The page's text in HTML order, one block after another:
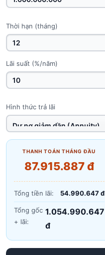
Thời hạn (tháng)
Lãi suất (%/năm)
Hình thức trả lãi
THANH TOÁN THÁNG ĐẦU
87.915.887 đ
Tổng tiền lãi: 54.990.647 đ
Tổng gốc
+ lãi:
1.054.990.647
đ